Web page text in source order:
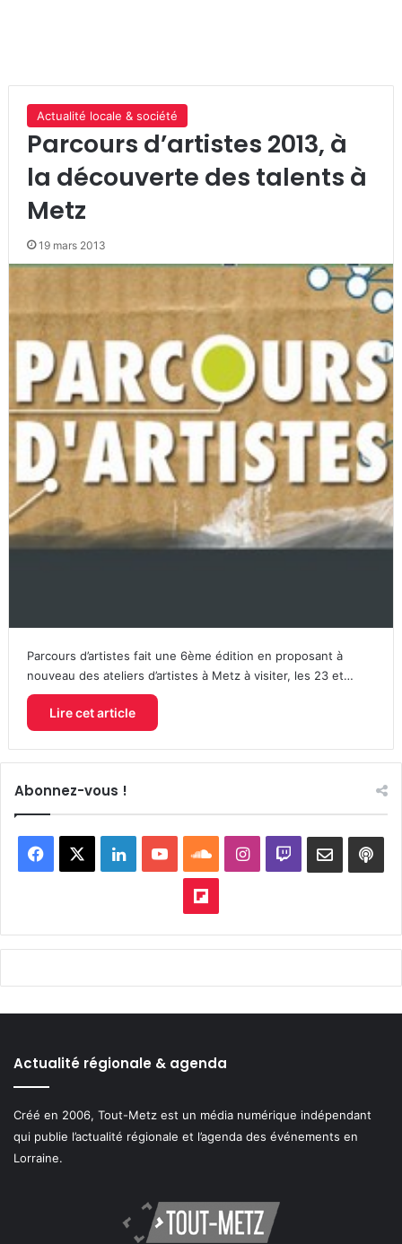
Actualité locale & société
Parcours d’artistes 2013, à
la découverte des talents à
Metz
19 mars 2013
Parcours d’artistes fait une 6ème édition en proposant à
nouveau des ateliers d’artistes à Metz à visiter, les 23 et…
Lire cet article
Abonnez-vous !
Facebook LinkedinYouTubeSoundCloud
Instagram
Twitch
Flipboard
Actualité régionale & agenda
Créé en 2006, Tout-Metz est un média numérique indépendant
qui publie l’actualité régionale et l’agenda des événements en
Lorraine.